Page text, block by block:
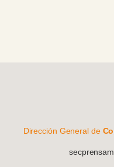
Dirección General de